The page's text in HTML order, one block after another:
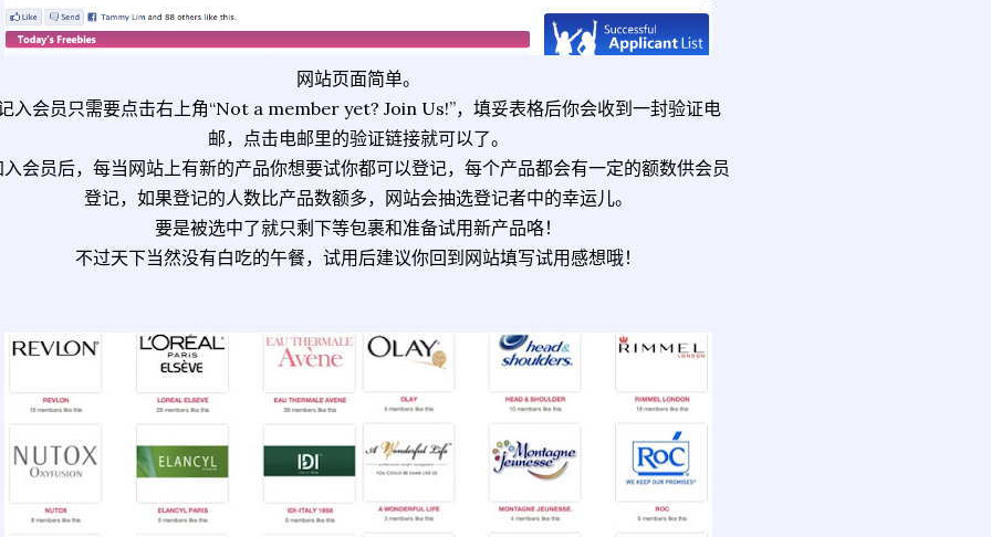
网站页面简单。
入会员只需要点击右上角“Not a member yet? Join Us!”，填妥表格后你会收到一封验证电
邮，点击电邮里的验证链接就可以了。
入会员后，每当网站上有新的产品你想要试你都可以登记，每个产品都会有一定的额数供会员
登记，如果登记的人数比产品数额多，网站会抽选登记者中的幸运儿。
要是被选中了就只剩下等包裹和准备试用新产品咯！
不过天下当然没有白吃的午餐，试用后建议你回到网站填写试用感想哦！